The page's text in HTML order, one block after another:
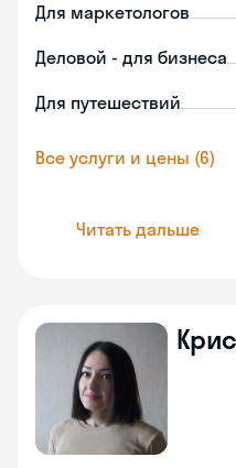
Для маркетологов
Деловой - для бизнеса
Для путешествий
Все услуги и цены (6)
Читать дальше